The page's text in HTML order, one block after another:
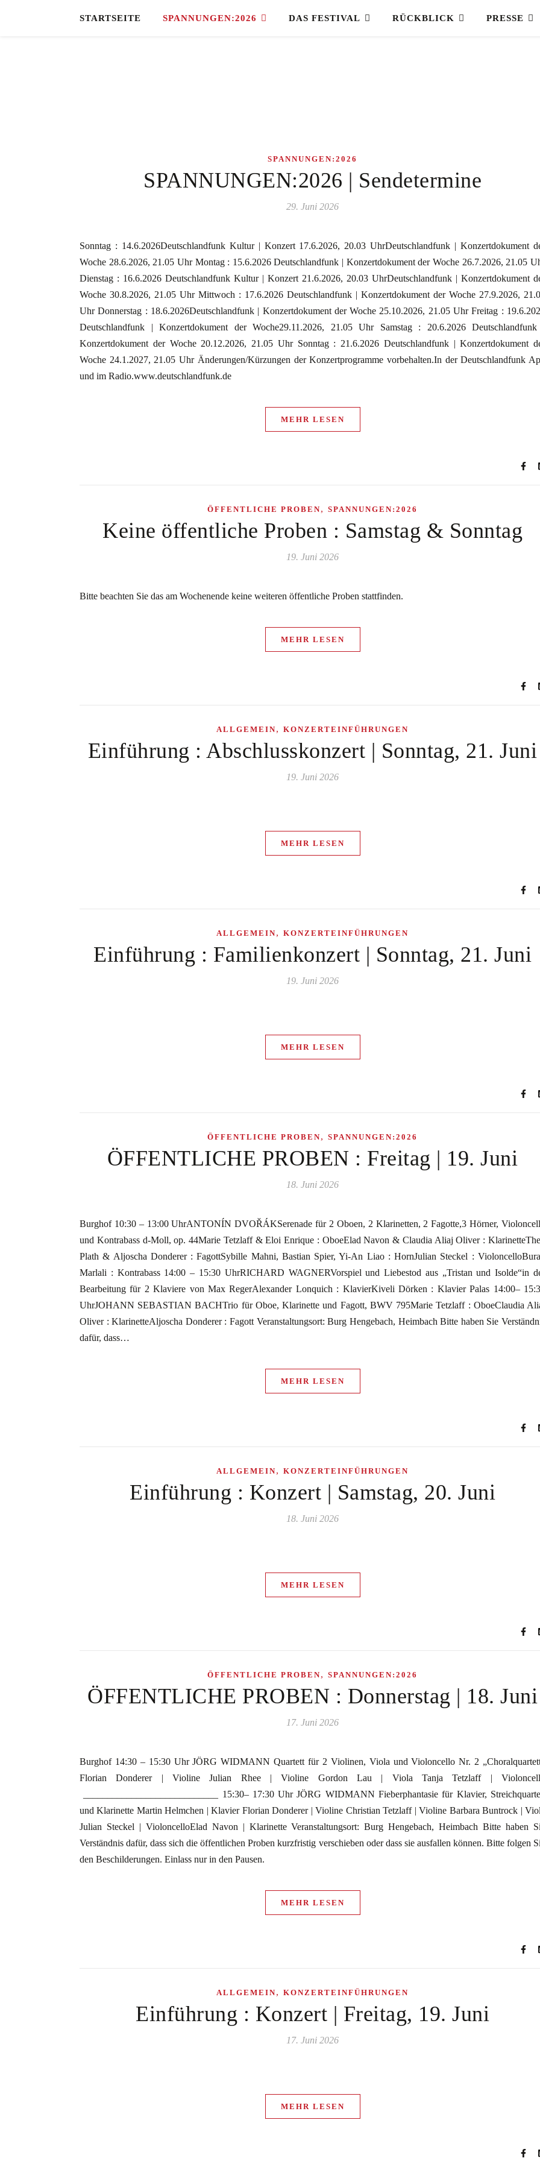
STARTSEITE SPANNUNGEN:2026 DAS FESTIVAL RÜCKBLICK PRESSE
SPANNUNGEN:2026
SPANNUNGEN:2026 | Sendetermine
29. Juni 2026
Sonntag : 14.6.2026Deutschlandfunk Kultur | Konzert 17.6.2026, 20.03 UhrDeutschlandfunk | Konzertdokument
Woche 28.6.2026, 21.05 Uhr Montag : 15.6.2026 Deutschlandfunk | Konzertdokument der Woche 26.7.2026, 21.05
Dienstag : 16.6.2026 Deutschlandfunk Kultur | Konzert 21.6.2026, 20.03 UhrDeutschlandfunk | Konzertdokument
Woche 30.8.2026, 21.05 Uhr Mittwoch : 17.6.2026 Deutschlandfunk | Konzertdokument der Woche 27.9.2026,
Uhr Donnerstag : 18.6.2026Deutschlandfunk | Konzertdokument der Woche 25.10.2026, 21.05 Uhr Freitag :
Deutschlandfunk | Konzertdokument der Woche29.11.2026, 21.05 Uhr Samstag : 20.6.2026
Konzertdokument der Woche 20.12.2026, 21.05 Uhr Sonntag : 21.6.2026 Deutschlandfunk | Konzertdokument
Woche 24.1.2027, 21.05 Uhr Änderungen/Kürzungen der Konzertprogramme vorbehalten.In der Deutschlandfunk
und im Radio.www.deutschlandfunk.de
MEHR LESEN
ÖFFENTLICHE PROBEN, SPANNUNGEN:2026
Keine öffentliche Proben : Samstag & Sonntag
19. Juni 2026
Bitte beachten Sie das am Wochenende keine weiteren öffentliche Proben stattfinden.
MEHR LESEN
ALLGEMEIN, KONZERTEINFÜHRUNGEN
Einführung : Abschlusskonzert | Sonntag, 21. Juni
19. Juni 2026
MEHR LESEN
ALLGEMEIN, KONZERTEINFÜHRUNGEN
Einführung : Familienkonzert | Sonntag, 21. Juni
19. Juni 2026
MEHR LESEN
ÖFFENTLICHE PROBEN, SPANNUNGEN:2026
ÖFFENTLICHE PROBEN : Freitag | 19. Juni
18. Juni 2026
Burghof 10:30 – 13:00 UhrANTONÍN DVOŘÁKSerenade für 2 Oboen, 2 Klarinetten, 2 Fagotte,3 Hörner,
und Kontrabass d-Moll, op. 44Marie Tetzlaff & Eloi Enrique : OboeElad Navon & Claudia Aliaj Oliver :
Plath & Aljoscha Donderer : FagottSybille Mahni, Bastian Spier, Yi-An Liao : HornJulian Steckel :
Marlali : Kontrabass 14:00 – 15:30 UhrRICHARD WAGNERVorspiel und Liebestod aus „Tristan und Isolde“in
Bearbeitung für 2 Klaviere von Max RegerAlexander Lonquich : KlavierKiveli Dörken : Klavier Palas 14:00–
UhrJOHANN SEBASTIAN BACHTrio für Oboe, Klarinette und Fagott, BWV 795Marie Tetzlaff : OboeClaudia
Oliver : KlarinetteAljoscha Donderer : Fagott Veranstaltungsort: Burg Hengebach, Heimbach Bitte haben Sie
dafür, dass…
MEHR LESEN
ALLGEMEIN, KONZERTEINFÜHRUNGEN
Einführung : Konzert | Samstag, 20. Juni
18. Juni 2026
MEHR LESEN
ÖFFENTLICHE PROBEN, SPANNUNGEN:2026
ÖFFENTLICHE PROBEN : Donnerstag | 18. Juni
17. Juni 2026
Burghof 14:30 – 15:30 Uhr JÖRG WIDMANN Quartett für 2 Violinen, Viola und Violoncello Nr. 2
Florian Donderer | Violine Julian Rhee | Violine Gordon Lau | Viola Tanja Tetzlaff |
____________________________ 15:30– 17:30 Uhr JÖRG WIDMANN Fieberphantasie für Klavier,
und Klarinette Martin Helmchen | Klavier Florian Donderer | Violine Christian Tetzlaff | Violine Barbara Buntrock |
Julian Steckel | VioloncelloElad Navon | Klarinette Veranstaltungsort: Burg Hengebach, Heimbach Bitte haben
Verständnis dafür, dass sich die öffentlichen Proben kurzfristig verschieben oder dass sie ausfallen können. Bitte folgen
den Beschilderungen. Einlass nur in den Pausen.
MEHR LESEN
ALLGEMEIN, KONZERTEINFÜHRUNGEN
Einführung : Konzert | Freitag, 19. Juni
17. Juni 2026
MEHR LESEN